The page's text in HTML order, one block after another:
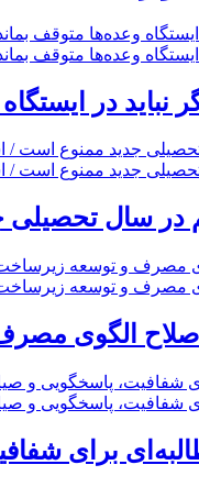
نباید در
در سال تحصیلی
الگوی